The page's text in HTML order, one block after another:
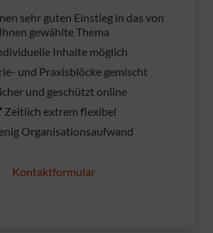
sehr guten Einstieg in das von
Ihnen gewählte Thema
Inhalte möglich
und Praxisblöcke gemischt
und geschützt online
Zeitlich extrem flexibel
Organisationsaufwand
Kontaktformular